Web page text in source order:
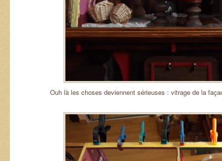
Ouh là les choses deviennent sérieuses : vitrage de la